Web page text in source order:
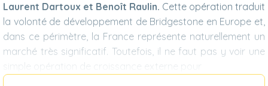
Laurent Dartoux et Benoît Raulin. Cette opération traduit
la volonté de développement de Bridgestone en Europe et,
dans ce périmètre, la France représente naturellement un
marché très significatif. Toutefois, il ne faut pas y voir une